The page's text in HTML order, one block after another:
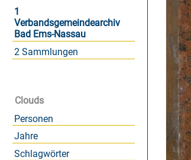
1
Verbandsgemeindearchiv
Bad Ems-Nassau
2 Sammlungen
Clouds
Personen
Jahre
Schlagwörter